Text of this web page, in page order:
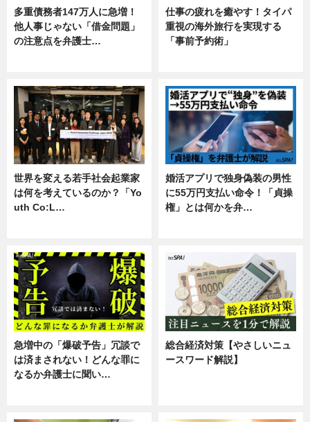
多重債務者147万人に急増！
他人事じゃない「借金問題」
の注意点を弁護士…
仕事の疲れを癒やす！タイパ
重視の海外旅行を実現する
「事前予約術」
世界を変える若手社会起業家
は何を考えているのか？「Yo
uth Co:L…
婚活アプリで独身偽装の男性
に55万円支払い命令！「貞操
権」とは何かを弁…
急増中の「爆破予告」冗談で
は済まされない！どんな罪に
なるか弁護士に聞い…
総合経済対策【やさしいニュ
ースワード解説】